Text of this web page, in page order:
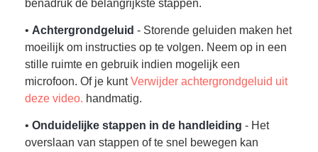
benadruk de belangrijkste stappen.
• Achtergrondgeluid - Storende geluiden maken het
moeilijk om instructies op te volgen. Neem op in een
stille ruimte en gebruik indien mogelijk een
microfoon. Of je kuntVerwijder achtergrondgeluid uit
deze video. handmatig.
• Onduidelijke stappen in de handleiding - Het
overslaan van stappen of te snel bewegen kan